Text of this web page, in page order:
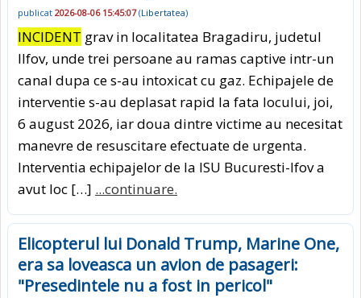
publicat 2026-08-06 15:45:07(Libertatea)
INCIDENT grav in localitatea Bragadiru, judetul
Ilfov, unde trei persoane au ramas captive intr-un
canal dupa ce s-au intoxicat cu gaz. Echipajele de
interventie s-au deplasat rapid la fata locului, joi,
6 august 2026, iar doua dintre victime au necesitat
manevre de resuscitare efectuate de urgenta.
Interventia echipajelor de la ISU Bucuresti-lfov a
avut loc […] ...continuare.
Elicopterul lui Donald Trump, Marine One,
era sa loveasca un avion de pasageri:
"Presedintele nu a fost in pericol"